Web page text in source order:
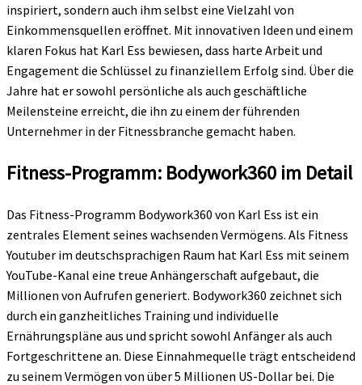
inspiriert, sondern auch ihm selbst eine Vielzahl von
Einkommensquellen eröffnet. Mit innovativen Ideen und einem
klaren Fokus hat Karl Ess bewiesen, dass harte Arbeit und
Engagement die Schlüssel zu finanziellem Erfolg sind. Über die
Jahre hat er sowohl persönliche als auch geschäftliche
Meilensteine erreicht, die ihn zu einem der führenden
Unternehmer in der Fitnessbranche gemacht haben.
Fitness-Programm: Bodywork360 im Detail
Das Fitness-Programm Bodywork360 von Karl Ess ist ein
zentrales Element seines wachsenden Vermögens. Als Fitness
Youtuber im deutschsprachigen Raum hat Karl Ess mit seinem
YouTube-Kanal eine treue Anhängerschaft aufgebaut, die
Millionen von Aufrufen generiert. Bodywork360 zeichnet sich
durch ein ganzheitliches Training und individuelle
Ernährungspläne aus und spricht sowohl Anfänger als auch
Fortgeschrittene an. Diese Einnahmequelle trägt entscheidend
zu seinem Vermögen von über 5 Millionen US-Dollar bei. Die